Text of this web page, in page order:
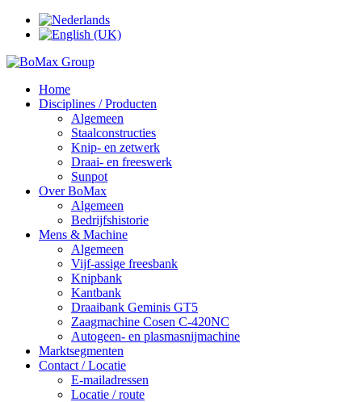
Home
Disciplines / Producten
Algemeen
Staalconstructies
Knip- en zetwerk
Draai- en freeswerk
Sunpot
Over BoMax
Algemeen
Bedrijfshistorie
Mens & Machine
Algemeen
Vijf-assige freesbank
Knipbank
Kantbank
Draaibank Geminis GT5
Zaagmachine Cosen C-420NC
Autogeen- en plasmasnijmachine
Marktsegmenten
Contact / Locatie
E-mailadressen
Locatie / route